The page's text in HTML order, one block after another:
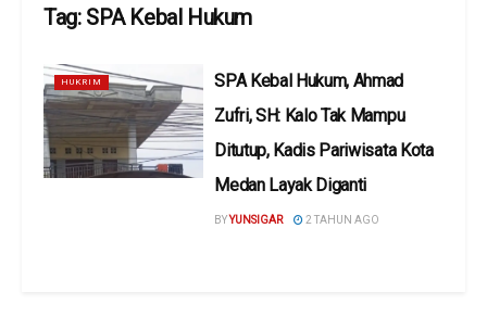
Tag: SPA Kebal Hukum
HUKRIM
SPA Kebal Hukum, Ahmad
Zufri, SH: Kalo Tak Mampu
Ditutup, Kadis Pariwisata Kota
Medan Layak Diganti
BYYUNSIGAR 2 TAHUN AGO